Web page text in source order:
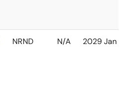
NRND N/A 2029 Jan